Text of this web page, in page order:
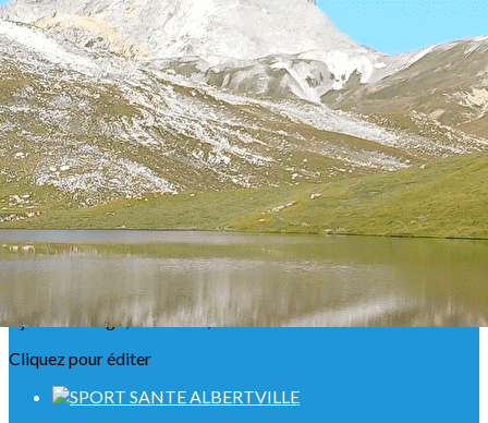
Exporter les lignes sélectionnées
Exporter toutes les colonnes
Exporter uniquement les colonnes affichées
Menu
<
>
Présentation
Nos ABR
Agenda Raquettes
Agenda Randonnées
Sorties en refuge
Infos urgentes
Ajoutez un logo, un bouton, des réseaux sociaux
Cliquez pour éditer